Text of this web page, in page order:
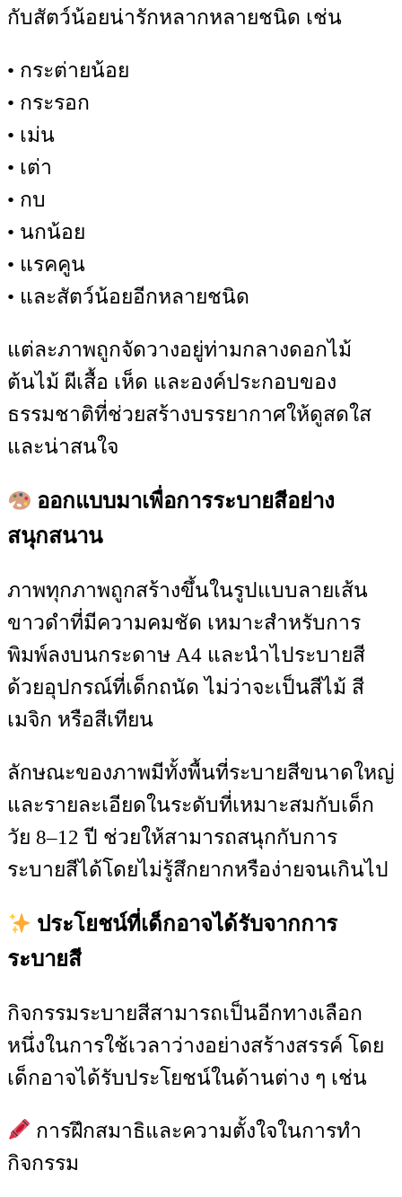
กับสัตว์น้อยน่ารักหลากหลายชนิด เช่น
• กระต่ายน้อย
• กระรอก
• เม่น
• เต่า
• กบ
• นกน้อย
• แรคคูน
• และสัตว์น้อยอีกหลายชนิด
แต่ละภาพถูกจัดวางอยู่ท่ามกลางดอกไม้
ต้นไม้ ผีเสื้อ เห็ด และองค์ประกอบของ
ธรรมชาติที่ช่วยสร้างบรรยากาศให้ดูสดใส
และน่าสนใจ
ออกแบบมาเพื่อการระบายสีอย่าง
สนุกสนาน
ภาพทุกภาพถูกสร้างขึ้นในรูปแบบลายเส้น
ขาวดำที่มีความคมชัด เหมาะสำหรับการ
พิมพ์ลงบนกระดาษ A4 และนำไประบายสี
ด้วยอุปกรณ์ที่เด็กถนัด ไม่ว่าจะเป็นสีไม้ สี
เมจิก หรือสีเทียน
ลักษณะของภาพมีทั้งพื้นที่ระบายสีขนาดใหญ่
และรายละเอียดในระดับที่เหมาะสมกับเด็ก
วัย 8–12 ปี ช่วยให้สามารถสนุกกับการ
ระบายสีได้โดยไม่รู้สึกยากหรือง่ายจนเกินไป
ประโยชน์ที่เด็กอาจได้รับจากการ
ระบายสี
กิจกรรมระบายสีสามารถเป็นอีกทางเลือก
หนึ่งในการใช้เวลาว่างอย่างสร้างสรรค์ โดย
เด็กอาจได้รับประโยชน์ในด้านต่าง ๆ เช่น
การฝึกสมาธิและความตั้งใจในการทำ
กิจกรรม